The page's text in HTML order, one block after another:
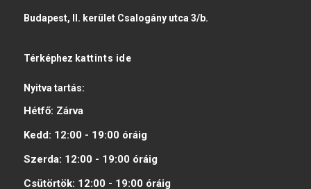
Budapest, II. kerület Csalogány utca 3/b.
Térképhez kattints ide
Nyitva tartás:
Hétfő: Zárva
Kedd: 12:00 - 19:00 óráig
Szerda: 12:00 - 19:00 óráig
Csütörtök: 12:00 - 19:00 óráig